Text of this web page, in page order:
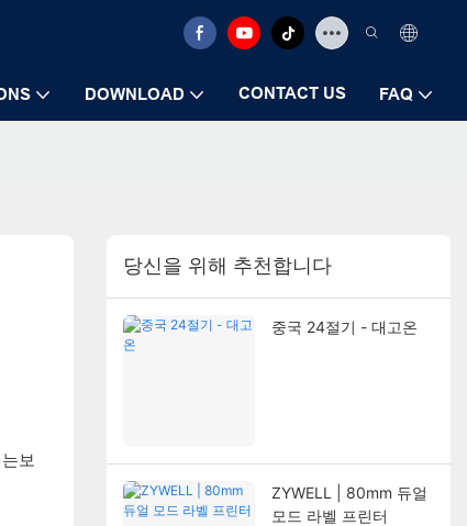
DOWNLOAD CONTACT US FAQ
보
당신을 위해 추천합니다
중국 24절기 - 대고온
ZYWELL | 80mm 듀얼
모드 라벨 프린터